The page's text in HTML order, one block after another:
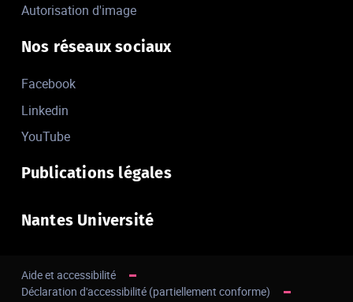
Autorisation d'image
Nos réseaux sociaux
Facebook
Linkedin
YouTube
Publications légales
Nantes Université
Aide et accessibilité
Déclaration d'accessibilité (partiellement conforme)